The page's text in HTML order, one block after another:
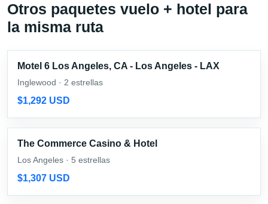
Otros paquetes vuelo + hotel para
la misma ruta
Motel 6 Los Angeles, CA - Los Angeles - LAX
Inglewood · 2 estrellas
$1,292 USD
The Commerce Casino & Hotel
Los Angeles · 5 estrellas
$1,307 USD